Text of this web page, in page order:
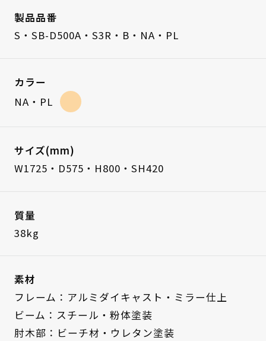
製品品番
S・SB-D500A・S3R・B・NA・PL
カラー
NA・PL
サイズ(mm)
W1725・D575・H800・SH420
質量
38kg
素材
フレーム：アルミダイキャスト・ミラー仕上
ビーム：スチール・粉体塗装
肘木部：ビーチ材・ウレタン塗装